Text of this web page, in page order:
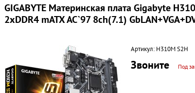
GIGABYTE Материнская плата Gigabyte
2xDDR4 mATX AC`97 8ch(7.1)
Артикул: H310M S2H
Звоните Под